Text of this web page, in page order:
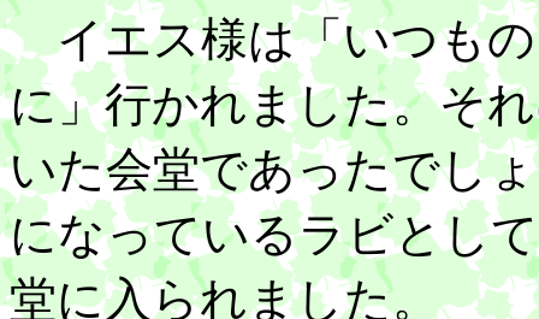
イエス様は「いつもの
に」行かれました。そ
いた会堂であったでし
になっているラビとし
堂に入られました。